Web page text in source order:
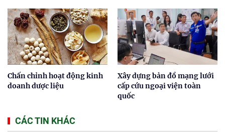
Chấn chỉnh hoạt động kinh
doanh dược liệu
Xây dựng bản đồ mạng lưới
cấp cứu ngoại viện toàn
quốc
CÁC TIN KHÁC